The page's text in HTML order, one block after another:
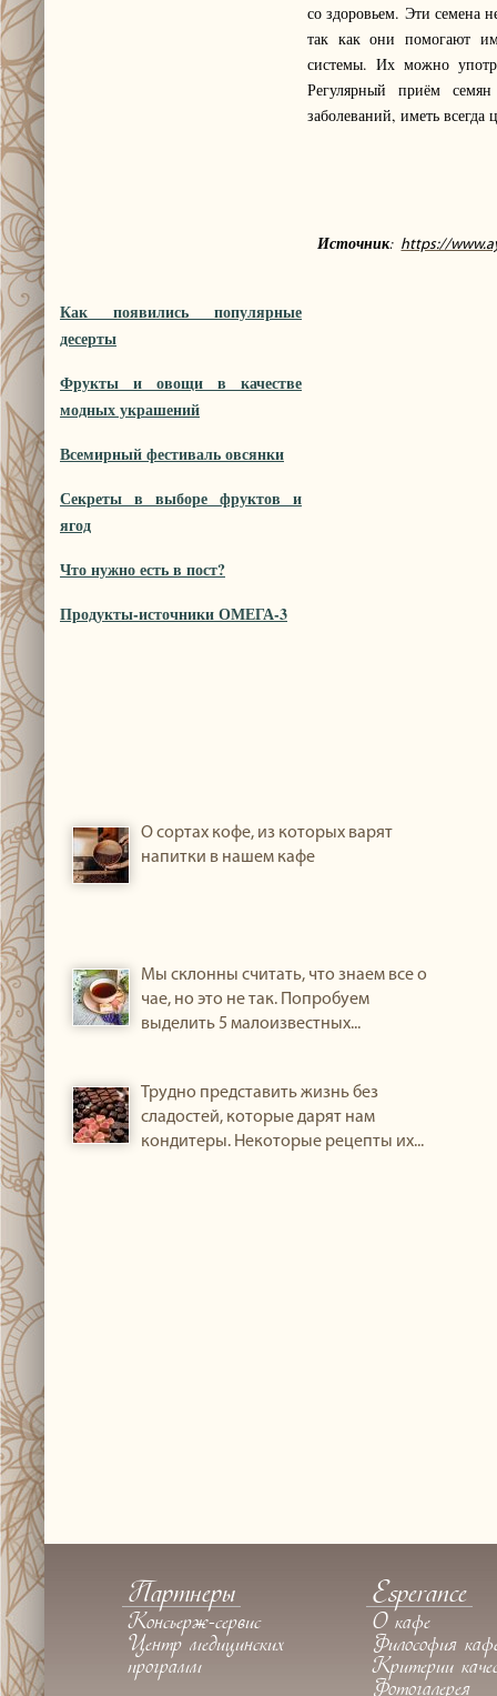
со здоровьем. Эти семена
так как они помогают
системы. Их можно
Регулярный приём
заболеваний, иметь
Источник: https://
Как появились популярные
десерты
Фрукты и овощи в качестве
модных украшений
Всемирный фестиваль овсянки
Секреты в выборе фруктов и
ягод
Что нужно есть в пост?
Продукты-источники ОМЕГА-3
О сортах кофе, из которых варят
напитки в нашем кафе
Мы склонны считать, что знаем все о
чае, но это не так. Попробуем
выделить 5 малоизвестных...
Трудно представить жизнь без
сладостей, которые дарят нам
кондитеры. Некоторые рецепты их...
Партнеры
Консьерж-сервис
Центр медицинских
программ
Esperance
О кафе
Философия
Критерии
Фотогалерея